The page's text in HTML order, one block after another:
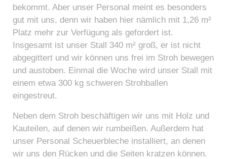
bekommt. Aber unser Personal meint es besonders
gut mit uns, denn wir haben hier nämlich mit 1,26 m²
Platz mehr zur Verfügung als gefordert ist.
Insgesamt ist unser Stall 340 m² groß, er ist nicht
abgegittert und wir können uns frei im Stroh bewegen
und austoben. Einmal die Woche wird unser Stall mit
einem etwa 300 kg schweren Strohballen
eingestreut.
Neben dem Stroh beschäftigen wir uns mit Holz und
Kauteilen, auf denen wir rumbeißen. Außerdem hat
unser Personal Scheuerbleche installiert, an denen
wir uns den Rücken und die Seiten kratzen können.